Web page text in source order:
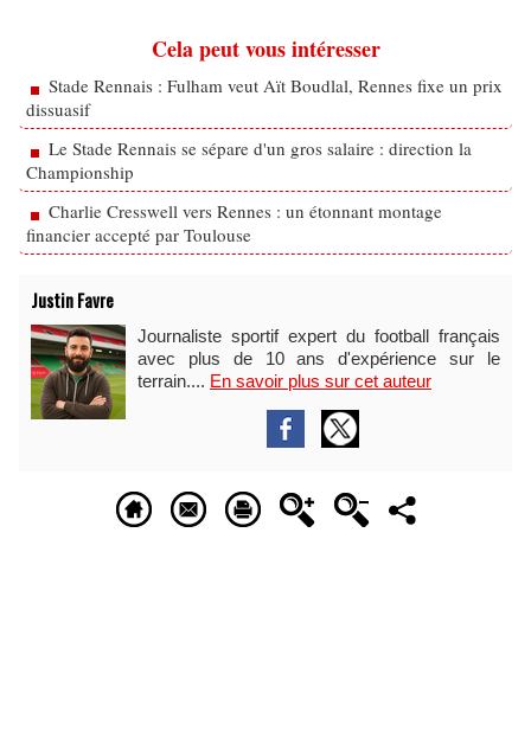
Cela peut vous intéresser
Stade Rennais : Fulham veut Aït Boudlal, Rennes fixe un prix
dissuasif
Le Stade Rennais se sépare d'un gros salaire : direction la
Championship
Charlie Cresswell vers Rennes : un étonnant montage
financier accepté par Toulouse
Justin Favre
Journaliste sportif expert du football français
avec plus de 10 ans d'expérience sur le
terrain.... En savoir plus sur cet auteur